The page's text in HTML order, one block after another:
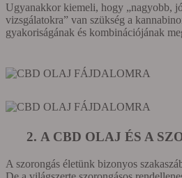
Ugyanakkor kiemeli, hogy „nagyobb,
vizsgálatokra” van szükség a
gyakoriságának és kombinációjának
2. A CBD OLAJ ÉS A
A szorongás életünk bizonyos